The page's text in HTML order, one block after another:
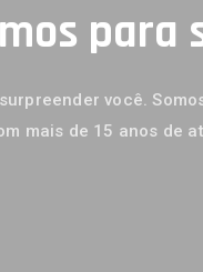
para
você.
mais de 15 anos de